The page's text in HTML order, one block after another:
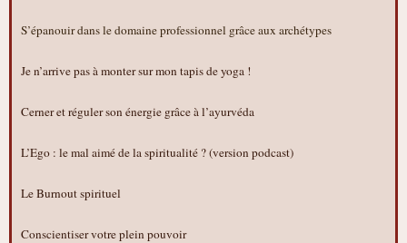
S’épanouir dans le domaine professionnel grâce aux archétypes
Je n’arrive pas à monter sur mon tapis de yoga !
Cerner et réguler son énergie grâce à l’ayurvéda
L’Ego : le mal aimé de la spiritualité ? (version podcast)
Le Burnout spirituel
Conscientiser votre plein pouvoir